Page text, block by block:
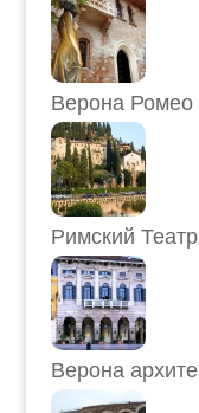
Верона Ромео
Римский
Верона